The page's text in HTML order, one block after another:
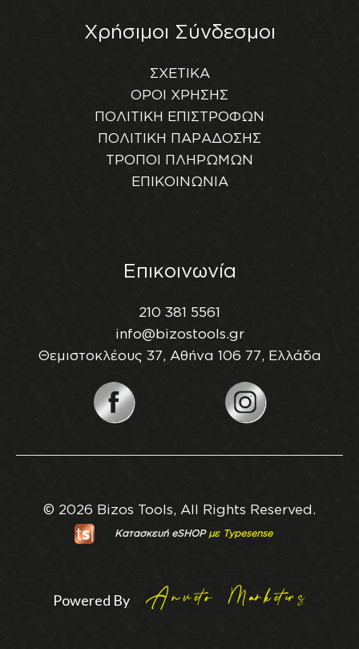
Χρήσιμοι Σύνδεσμοι
ΣΧΕΤΙΚΑ
ΟΡΟΙ ΧΡΗΣΗΣ
ΠΟΛΙΤΙΚΗ ΕΠΙΣΤΡΟΦΩΝ
ΠΟΛΙΤΙΚΗ ΠΑΡΑΔΟΣΗΣ
ΤΡΟΠΟΙ ΠΛΗΡΩΜΩΝ
ΕΠΙΚΟΙΝΩΝΙΑ
Επικοινωνία
210 381 5561
info@bizostools.gr
Θεμιστοκλέους 37, Αθήνα 106 77, Ελλάδα
© 2026 Bizos Tools, All Rights Reserved.
Κατασκευή eSHOPμε Typesense
Powered By